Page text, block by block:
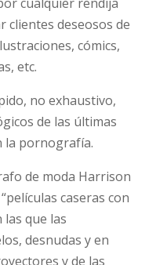
cualquier rendija
deseosos
ilustraciones,
no exhaustivo,
de las últimas
de moda
grabar “películas
Super-8
, en las que
desnudas y